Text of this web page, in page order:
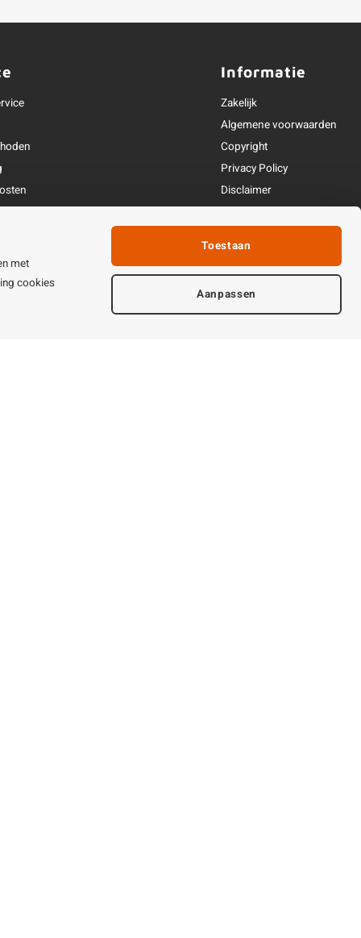
& contact
Informatie
Zakelijk
Algemene voorwaarden
Copyright
Privacy Policy
Disclaimer
Tuinhout
met
cookies
Toestaan
Aanpassen